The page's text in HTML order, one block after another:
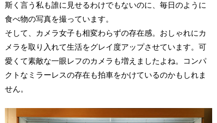
斯く言う私も誰に見せるわけでもないのに、毎日のように
食べ物の写真を撮っています。
そして、カメラ女子も相変わらずの存在感。おしゃれにカ
メラを取り入れて生活をグレイ度アップさせています。可
愛くて素敵な一眼レフのカメラも増えましたよね。コンパ
クトなミラーレスの存在も拍車をかけているのかもしれま
せん。